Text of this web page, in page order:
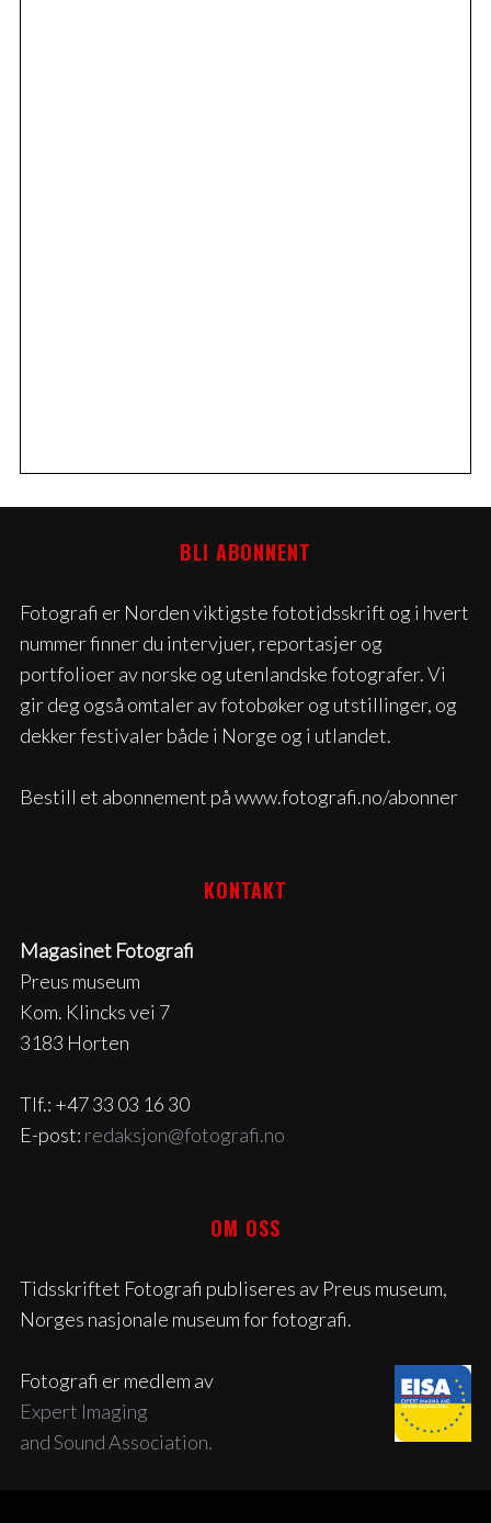
BLI ABONNENT
Fotografi er Norden viktigste fototidsskrift og i hvert
nummer finner du intervjuer, reportasjer og
portfolioer av norske og utenlandske fotografer. Vi
gir deg også omtaler av fotobøker og utstillinger, og
dekker festivaler både i Norge og i utlandet.
Bestill et abonnement på www.fotografi.no/abonner
KONTAKT
Magasinet Fotografi
Preus museum
Kom. Klincks vei 7
3183 Horten
Tlf.: +47 33 03 16 30
E-post: redaksjon@fotografi.no
OM OSS
Tidsskriftet Fotografi publiseres av Preus museum,
Norges nasjonale museum for fotografi.
Fotografi er medlem av
Expert Imaging
and Sound Association.